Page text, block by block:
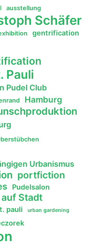
ausstellung
Schäfer
gentrification
Pauli
Pudel Club
Hamburg
Urbanismus
portfiction
Pudelsalon
Stadt
pauli urban gardening